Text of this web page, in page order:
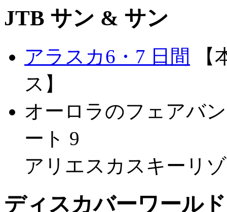
JTB サン & サン
アラスカ6・7 日間
【
ス】
オーロラのフェアバ
ート 9
アリエスカスキーリ
ディスカバーワールド